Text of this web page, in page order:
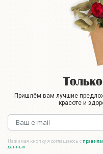
Пришлём вам лучшие
красоте и
Нажимая кнопку, я соглашаюсь с
данных